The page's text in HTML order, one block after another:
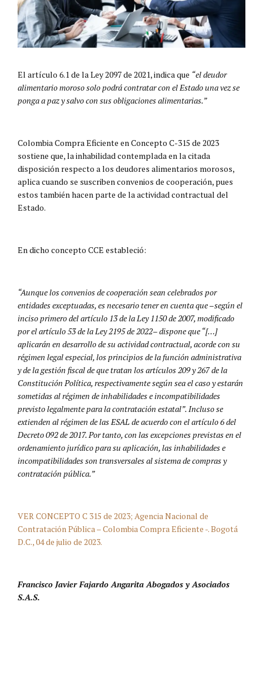
El artículo 6.1 de la Ley 2097 de 2021, indica que “el deudor
alimentario moroso solo podrá contratar con el Estado una vez se
ponga a paz y salvo con sus obligaciones alimentarias.”
Colombia Compra Eficiente en Concepto C-315 de 2023
sostiene que, la inhabilidad contemplada en la citada
disposición respecto a los deudores alimentarios morosos,
aplica cuando se suscriben convenios de cooperación, pues
estos también hacen parte de la actividad contractual del
Estado.
En dicho concepto CCE estableció:
“Aunque los convenios de cooperación sean celebrados por
entidades exceptuadas, es necesario tener en cuenta que –según el
inciso primero del artículo 13 de la Ley 1150 de 2007, modificado
por el artículo 53 de la Ley 2195 de 2022– dispone que “[…]
aplicarán en desarrollo de su actividad contractual, acorde con su
régimen legal especial, los principios de la función administrativa
y de la gestión fiscal de que tratan los artículos 209 y 267 de la
Constitución Política, respectivamente según sea el caso y estarán
sometidas al régimen de inhabilidades e incompatibilidades
previsto legalmente para la contratación estatal”. Incluso se
extienden al régimen de las ESAL de acuerdo con el artículo 6 del
Decreto 092 de 2017. Por tanto, con las excepciones previstas en el
ordenamiento jurídico para su aplicación, las inhabilidades e
incompatibilidades son transversales al sistema de compras y
contratación pública.”
VER CONCEPTO C 315 de 2023; Agencia Nacional de
Contratación Pública – Colombia Compra Eficiente -. Bogotá
D.C., 04 de julio de 2023.
Francisco Javier Fajardo Angarita Abogados y Asociados
S.A.S.